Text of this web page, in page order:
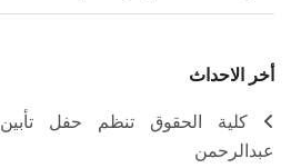
أخر الاحداث
كلية الحقوق تنظم حفل
عبدالرحمن